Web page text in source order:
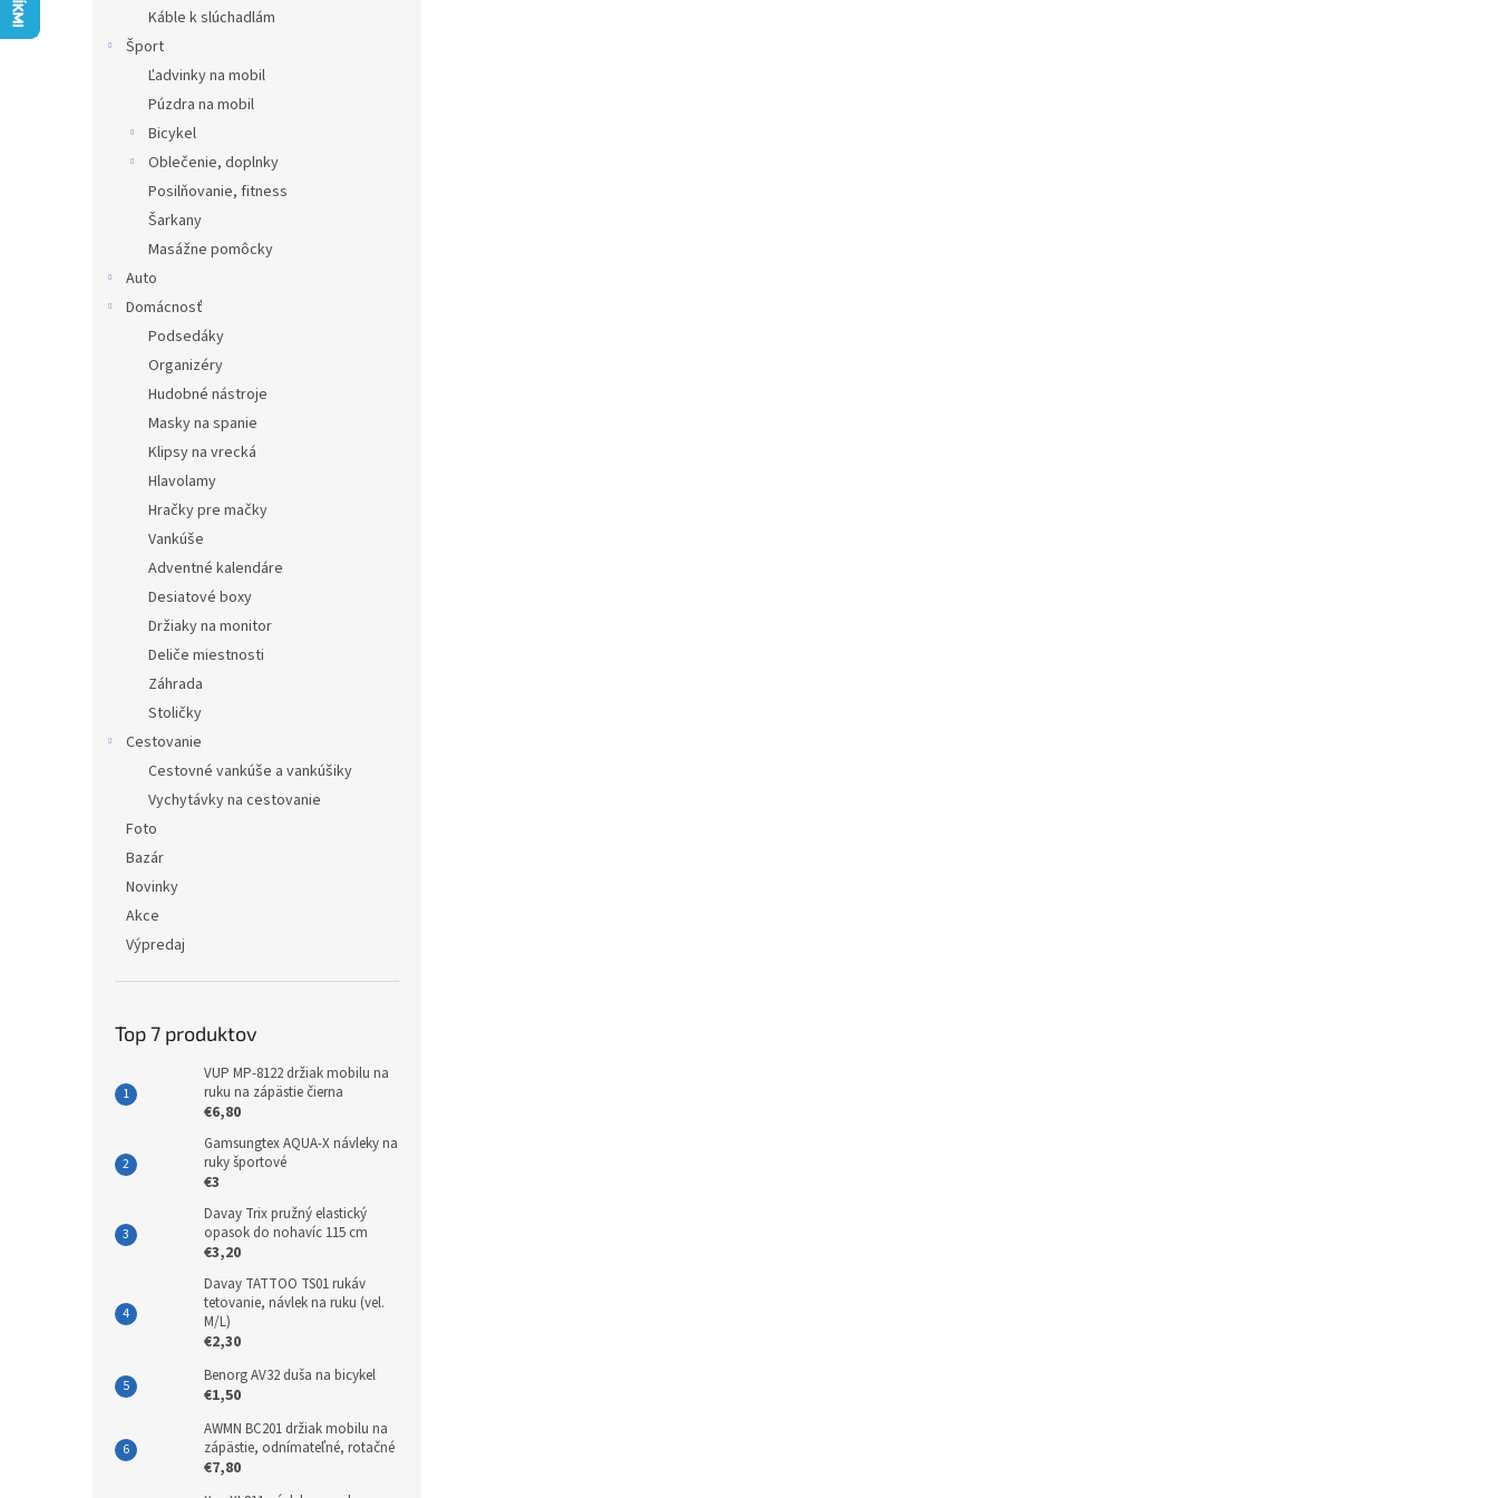
Káble k slúchadlám
Šport
Ľadvinky na mobil
Púzdra na mobil
Bicykel
Oblečenie, doplnky
Posilňovanie, fitness
Šarkany
Masážne pomôcky
Auto
Domácnosť
Podsedáky
Organizéry
Hudobné nástroje
Masky na spanie
Klipsy na vrecká
Hlavolamy
Hračky pre mačky
Vankúše
Adventné kalendáre
Desiatové boxy
Držiaky na monitor
Deliče miestnosti
Záhrada
Stoličky
Cestovanie
Cestovné vankúše a vankúšiky
Vychytávky na cestovanie
Foto
Bazár
Novinky
Akce
Výpredaj
Top 7 produktov
VUP MP-8122 držiak mobilu na
ruku na zápästie čierna
€6,80
Gamsungtex AQUA-X návleky na
ruky športové
€3
Davay Trix pružný elastický
opasok do nohavíc 115 cm
€3,20
Davay TATTOO TS01 rukáv
tetovanie, návlek na ruku (vel.
M/L)
€2,30
Benorg AV32 duša na bicykel
€1,50
AWMN BC201 držiak mobilu na
zápästie, odnímateľné, rotačné
€7,80